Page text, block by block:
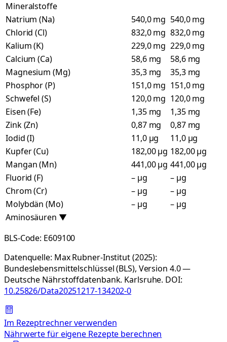
Mineralstoffe
Natrium (Na)
540,0 mg 540,0 mg
Chlorid (Cl)
832,0 mg 832,0 mg
Kalium (K)
229,0 mg 229,0 mg
Calcium (Ca)
58,6 mg
58,6 mg
Magnesium (Mg)
35,3 mg
35,3 mg
Phosphor (P)
151,0 mg 151,0 mg
Schwefel (S)
120,0 mg 120,0 mg
Eisen (Fe)
1,35 mg
1,35 mg
Zink (Zn)
0,87 mg
0,87 mg
Iodid (I)
11,0 µg
11,0 µg
Kupfer (Cu)
182,00 µg 182,00 µg
Mangan (Mn)
441,00 µg 441,00 µg
Fluorid (F)
– µg
– µg
Chrom (Cr)
– µg
– µg
Molybdän (Mo)
– µg
– µg
Aminosäuren ▼
BLS-Code: E609100
Datenquelle: Max Rubner-Institut (2025):
Bundeslebensmittelschlüssel (BLS), Version 4.0 —
Deutsche Nährstoffdatenbank. Karlsruhe. DOI:
10.25826/Data20251217-134202-0
Im Rezeptrechner verwenden
Nährwerte für eigene Rezepte berechnen